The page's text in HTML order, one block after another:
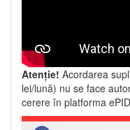
Atenție! Acordarea
lei/lună) nu se face
cerere în platforma